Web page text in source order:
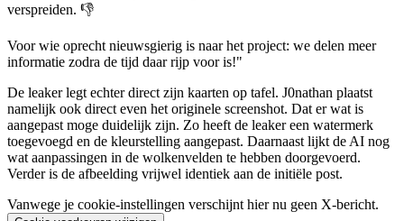
verspreiden. 👎
Voor wie oprecht nieuwsgierig is naar het project: we delen meer
informatie zodra de tijd daar rijp voor is!"
De leaker legt echter direct zijn kaarten op tafel. J0nathan plaatst
namelijk ook direct even het originele screenshot. Dat er wat is
aangepast moge duidelijk zijn. Zo heeft de leaker een watermerk
toegevoegd en de kleurstelling aangepast. Daarnaast lijkt de AI nog
wat aanpassingen in de wolkenvelden te hebben doorgevoerd.
Verder is de afbeelding vrijwel identiek aan de initiële post.
Vanwege je cookie-instellingen verschijnt hier nu geen X-bericht.